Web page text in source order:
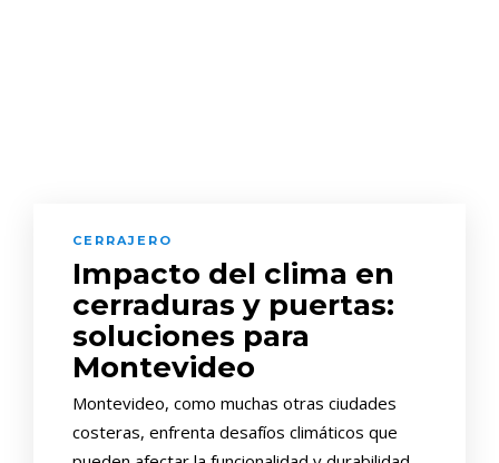
CERRAJERO
Impacto del clima en
cerraduras y puertas:
soluciones para
Montevideo
Montevideo, como muchas otras ciudades
costeras, enfrenta desafíos climáticos que